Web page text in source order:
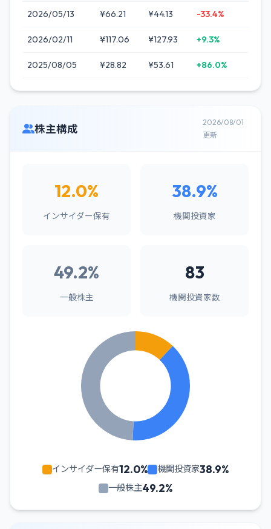
2026/05/13 ¥66.21 ¥44.13 -33.4%
2026/02/11 ¥117.06 ¥127.93 +9.3%
2025/08/05 ¥28.82 ¥53.61 +86.0%
株主構成
2026/08/01
更新
12.0%
インサイダー保有
38.9%
機関投資家
49.2%
一般株主
83
機関投資家数
インサイダー保有12.0% 機関投資家38.9%
一般株主49.2%